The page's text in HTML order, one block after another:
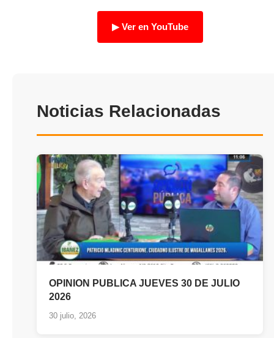
▶ Ver en YouTube
Noticias Relacionadas
OPINION PUBLICA JUEVES 30 DE JULIO
2026
30 julio, 2026